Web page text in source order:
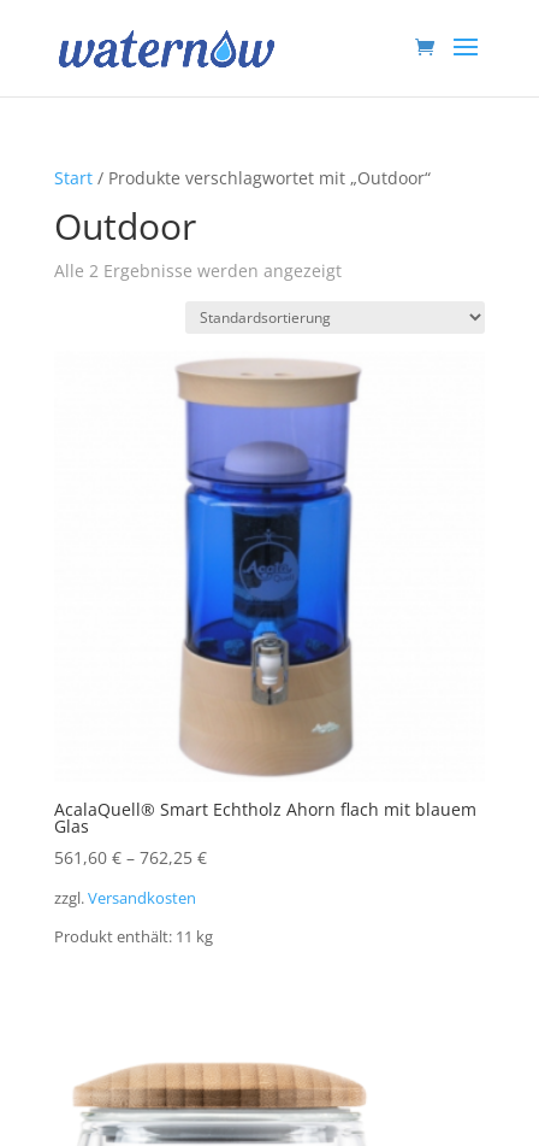
Start/ Produkte verschlagwortet mit „Outdoor“
Outdoor
Alle 2 Ergebnisse werden angezeigt
AcalaQuell® Smart Echtholz Ahorn flach mit blauem
Glas
561,60 €– 762,25 €
zzgl.Versandkosten
Produkt enthält: 11 kg